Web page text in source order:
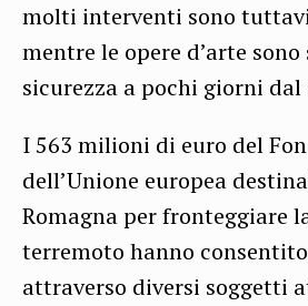
molti interventi sono
mentre le opere d’arte
sicurezza a pochi giorni dal
I 563 milioni di euro del
dell’Unione europea
Romagna per fronteggiare
terremoto hanno
attraverso diversi soggetti